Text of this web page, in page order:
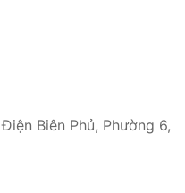
Điện Biên Phủ, Phường 6,